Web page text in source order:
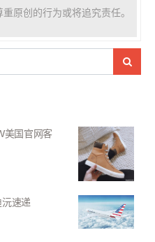
原创的行为或将追究责任。
美国官网客
速递